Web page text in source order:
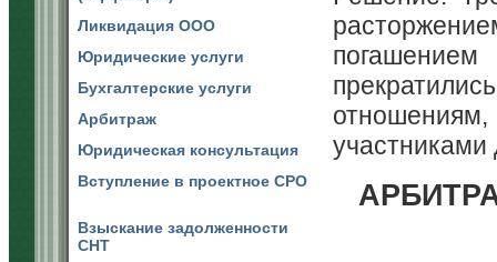
Ликвидация ООО
Юридические услуги
Бухгалтерские услуги
Арбитраж
Юридическая консультация
Вступление в проектное СРО
Взыскание задолженности
СНТ
участниками